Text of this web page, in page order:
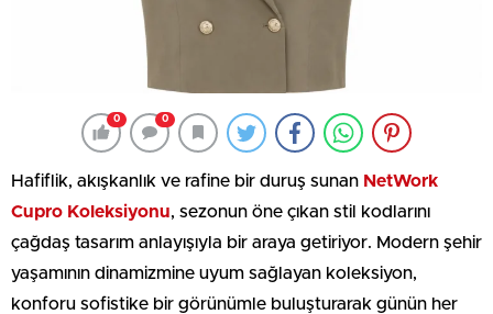
0 0
Hafiflik, akışkanlık ve rafine bir duruş sunan NetWork
Cupro Koleksiyonu, sezonun öne çıkan stil kodlarını
çağdaş tasarım anlayışıyla bir araya getiriyor. Modern şehir
yaşamının dinamizmine uyum sağlayan koleksiyon,
konforu sofistike bir görünümle buluşturarak günün her